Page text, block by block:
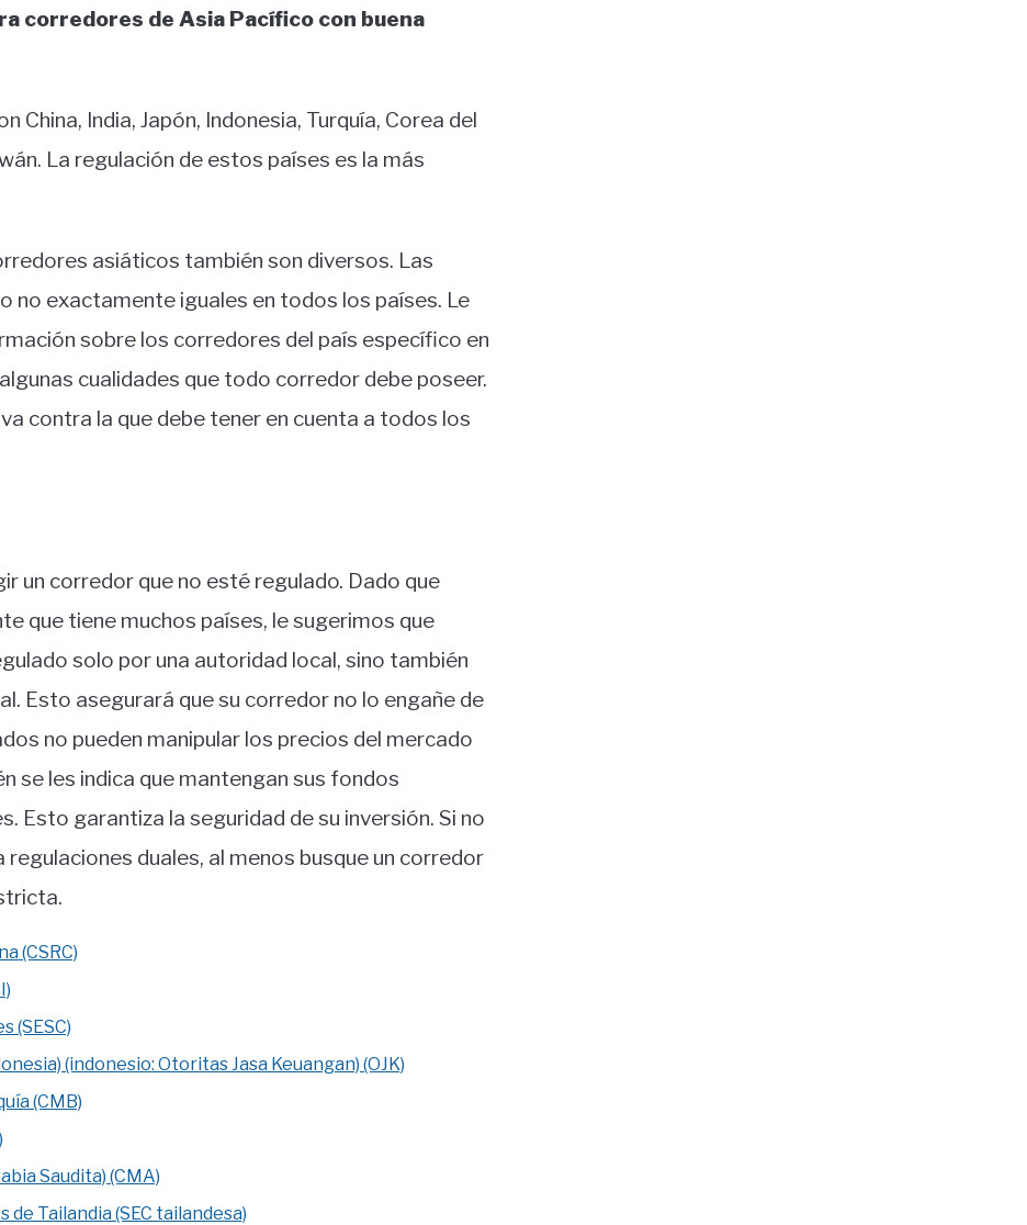
corredores de Asia Pacífico con buena
China, India, Japón, Indonesia, Turquía, Corea del
La regulación de estos países es la más
asiáticos también son diversos. Las
no exactamente iguales en todos los países. Le
sobre los corredores del país específico en
cualidades que todo corredor debe poseer.
contra la que debe tener en cuenta a todos los
un corredor que no esté regulado. Dado que
que tiene muchos países, le sugerimos que
solo por una autoridad local, sino también
Esto asegurará que su corredor no lo engañe de
no pueden manipular los precios del mercado
se les indica que mantengan sus fondos
Esto garantiza la seguridad de su inversión. Si no
duales, al menos busque un corredor
(CSRC)
(SESC)
(indonesio: Otoritas Jasa Keuangan) (OJK)
(CMB)
Saudita) (CMA)
de Tailandia (SEC tailandesa)